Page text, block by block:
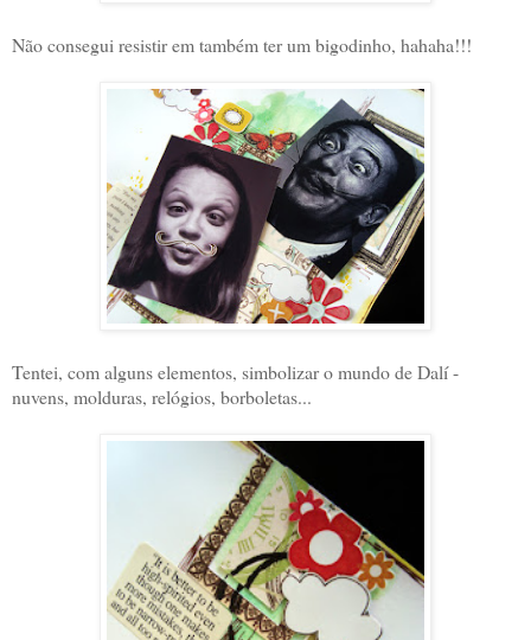
Não consegui resistir em também ter um bigodinho, hahaha!!!
Tentei, com alguns elementos, simbolizar o mundo de Dalí -
nuvens, molduras, relógios, borboletas...